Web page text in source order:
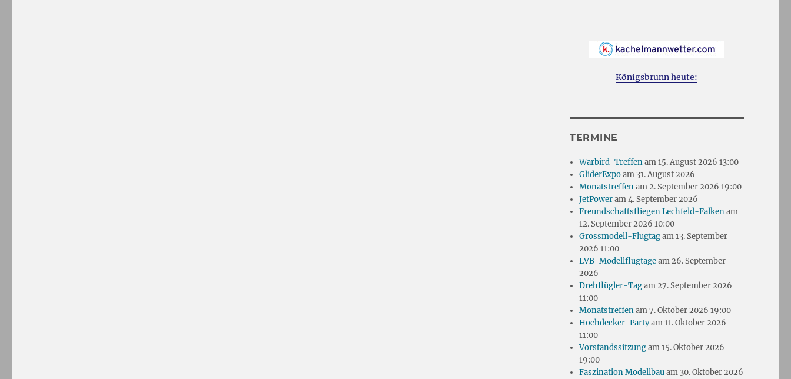
Königsbrunn heute:
TERMINE
Warbird-Treffenam 15. August 2026 13:00
GliderExpoam 31. August 2026
Monatstreffenam 2. September 2026 19:00
JetPoweram 4. September 2026
Freundschaftsfliegen Lechfeld-Falkenam
12. September 2026 10:00
Grossmodell-Flugtagam 13. September
2026 11:00
LVB-Modellflugtageam 26. September
2026
Drehflügler-Tagam 27. September 2026
11:00
Monatstreffenam 7. Oktober 2026 19:00
Hochdecker-Partyam 11. Oktober 2026
11:00
Vorstandssitzungam 15. Oktober 2026
19:00
Faszination Modellbauam 30. Oktober 2026